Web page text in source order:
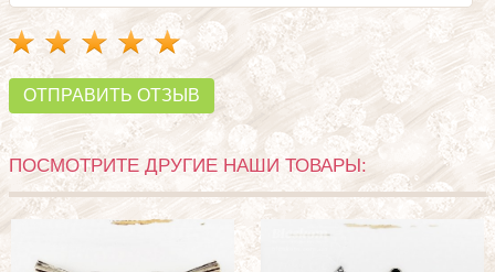
ОТПРАВИТЬ ОТЗЫВ
ПОСМОТРИТЕ ДРУГИЕ НАШИ ТОВАРЫ: